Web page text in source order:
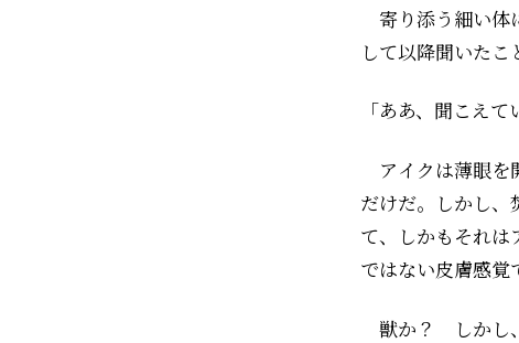
寄り添う細い体
して以降聞いたこ
「ああ、聞こえて
アイクは薄眼を
だけだ。しかし、
て、しかもそれ
ではない皮膚感覚
獣か？ しかし